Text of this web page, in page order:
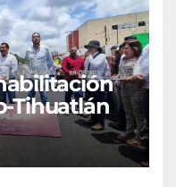
Tihuatlán